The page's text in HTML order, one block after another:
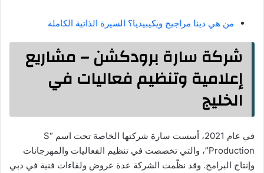
من هي دينا مراجيح ويكيبيديا؟ السيرة الذاتية الكاملة
شركة سارة برودكشن – مشاريع
إعلامية وتنظيم فعاليات في
الخليج
في عام 2021، أسست سارة شركتها الخاصة تحت اسم “S
Production”، والتي تخصصت في تنظيم الفعاليات والمهرجانات
وإنتاج البرامج. وقد نظّمت الشركة عدة عروض ولقاءات فنية في دبي